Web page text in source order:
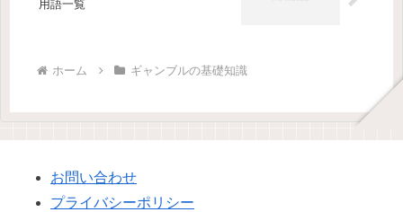
用語一覧
ホーム ギャンブルの基礎知識
お問い合わせ
プライバシーポリシー